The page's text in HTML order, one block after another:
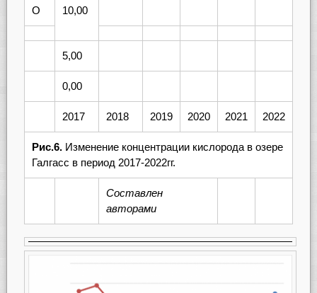
O 10,00
5,00
0,00
2017 2018 2019 2020 2021 2022
Рис.6.Изменение концентрации кислорода в озере
Галгасс в период 2017-2022гг.
Составлен
авторами